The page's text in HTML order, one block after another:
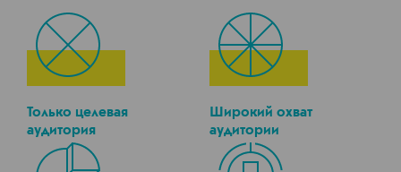
Только целевая
аудитория
Широкий охват
аудитории